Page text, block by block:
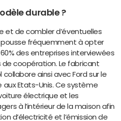
durable ?
et de combler d’éventuelles
pousse fréquemment à opter
des entreprises interviewées
coopération. Le fabricant
ainsi avec Ford sur le
aux Etats-Unis. Ce système
électrique et les
à l’intérieur de la maison afin
d’électricité et l’émission de